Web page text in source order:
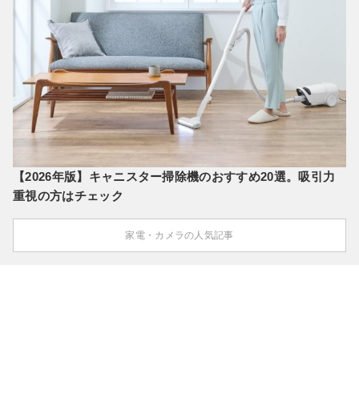
【2026年版】キャニスター掃除機のおすすめ20選。吸引力
重視の方はチェック
家電・カメラの人気記事